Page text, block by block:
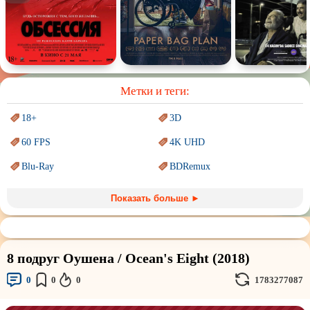
Спектакль Сказка Немое кино Для взрослых
Метки и теги:
18+ 3D
60 FPS 4K UHD
Blu-Ray BDRemux
Sci-Fi (Научнаяфантастика) Trash (трэш) movies
Авангард иСюрреализм Ангелы и Демоны
Аниме Антиутопия
Врачи
Показать больше ►
8 подруг Оушена / Ocean's Eight (2018)
0 0 0 1783277087